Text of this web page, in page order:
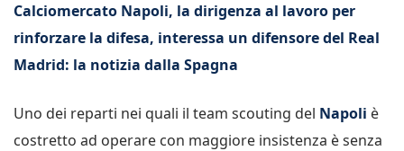
Calciomercato Napoli, la dirigenza al lavoro per
rinforzare la difesa, interessa un difensore del Real
Madrid: la notizia dalla Spagna
Uno dei reparti nei quali il team scouting del Napoli è
costretto ad operare con maggiore insistenza è senza